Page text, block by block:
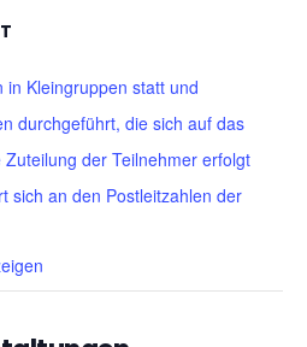
in Kleingruppen statt und
durchgeführt, die sich auf das
der Teilnehmer erfolgt
sich an den Postleitzahlen der